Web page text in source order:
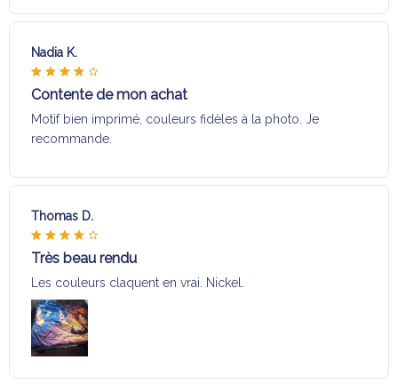
Nadia K.
Contente de mon achat
Motif bien imprimé, couleurs fidèles à la photo. Je
recommande.
Thomas D.
Très beau rendu
Les couleurs claquent en vrai. Nickel.